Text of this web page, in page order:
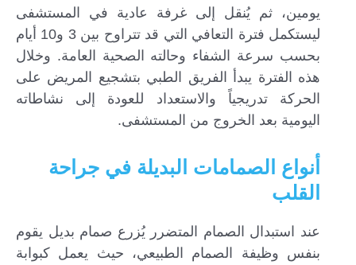
يومين، ثم يُنقل إلى غرفة عادية في المستشفى
ليستكمل فترة التعافي التي قد تتراوح بين 3 و10 أيام
بحسب سرعة الشفاء وحالته الصحية العامة. وخلال
هذه الفترة يبدأ الفريق الطبي بتشجيع المريض على
الحركة تدريجياً والاستعداد للعودة إلى نشاطاته
اليومية بعد الخروج من المستشفى.
أنواع الصمامات البديلة في جراحة
القلب
عند استبدال الصمام المتضرر يُزرع صمام بديل يقوم
بنفس وظيفة الصمام الطبيعي، حيث يعمل كبوابة